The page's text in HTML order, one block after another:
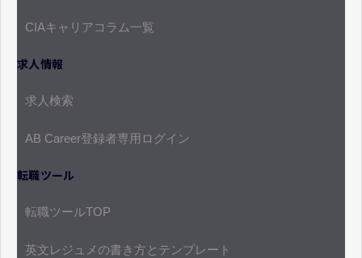
CIAキャリアコラム一覧
求人情報
求人検索
AB Career登録者専用ログイン
転職ツール
転職ツールTOP
英文レジュメの書き方とテンプレート